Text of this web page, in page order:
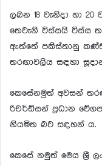
ලබන 18 වැනිදා හා
තෙවැනි විස්සයි විස්ස
ඇත්තේ පකිස්තානු
තරඟාවලිය සඳහා
කෙසේනමුත් අවසන්
රිචර්ඩ්සන් ප්‍රධාන
නියමිත බව සඳහන් ය.
කෙසේ නමුත් මෙය ශ්‍රී